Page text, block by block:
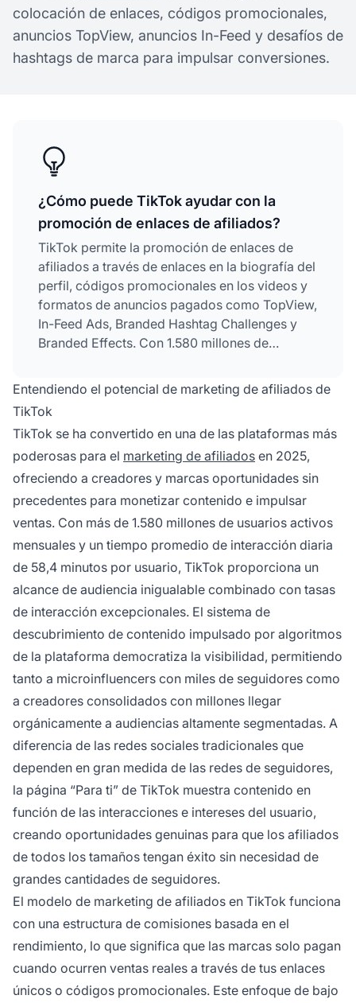
colocación de enlaces, códigos promocionales,
anuncios TopView, anuncios In-Feed y desafíos de
hashtags de marca para impulsar conversiones.
¿Cómo puede TikTok ayudar con la
promoción de enlaces de afiliados?
TikTok permite la promoción de enlaces de
afiliados a través de enlaces en la biografía del
perfil, códigos promocionales en los videos y
formatos de anuncios pagados como TopView,
In-Feed Ads, Branded Hashtag Challenges y
Branded Effects. Con 1.580 millones de
de interacción del 2,63%, TikTok ofrece a
creadores y marcas potentes herramientas
para llegar a audiencias comprometidas e
impulsar ventas de afiliados.
Entendiendo el potencial de marketing de afiliados de
TikTok
TikTok se ha convertido en una de las plataformas más
poderosas para el marketing de afiliados en 2025,
ofreciendo a creadores y marcas oportunidades sin
precedentes para monetizar contenido e impulsar
ventas. Con más de 1.580 millones de usuarios activos
mensuales y un tiempo promedio de interacción diaria
de 58,4 minutos por usuario, TikTok proporciona un
alcance de audiencia inigualable combinado con tasas
de interacción excepcionales. El sistema de
descubrimiento de contenido impulsado por algoritmos
de la plataforma democratiza la visibilidad, permitiendo
tanto a microinfluencers con miles de seguidores como
a creadores consolidados con millones llegar
orgánicamente a audiencias altamente segmentadas. A
diferencia de las redes sociales tradicionales que
dependen en gran medida de las redes de seguidores,
la página “Para ti” de TikTok muestra contenido en
función de las interacciones e intereses del usuario,
creando oportunidades genuinas para que los afiliados
de todos los tamaños tengan éxito sin necesidad de
grandes cantidades de seguidores.
El modelo de marketing de afiliados en TikTok funciona
con una estructura de comisiones basada en el
rendimiento, lo que significa que las marcas solo pagan
cuando ocurren ventas reales a través de tus enlaces
únicos o códigos promocionales. Este enfoque de bajo